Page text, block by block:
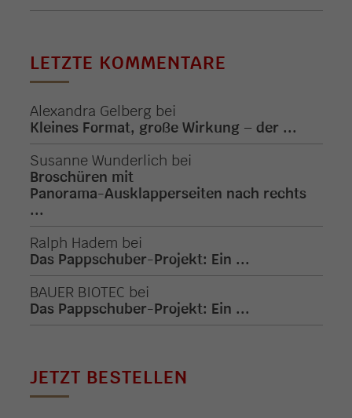
LETZTE KOMMENTARE
Alexandra Gelberg bei
Kleines Format, große Wirkung – der ...
Susanne Wunderlich bei
Broschüren mit
Panorama-Ausklapperseiten nach rechts
...
Ralph Hadem bei
Das Pappschuber-Projekt: Ein ...
BAUER BIOTEC bei
Das Pappschuber-Projekt: Ein ...
JETZT BESTELLEN